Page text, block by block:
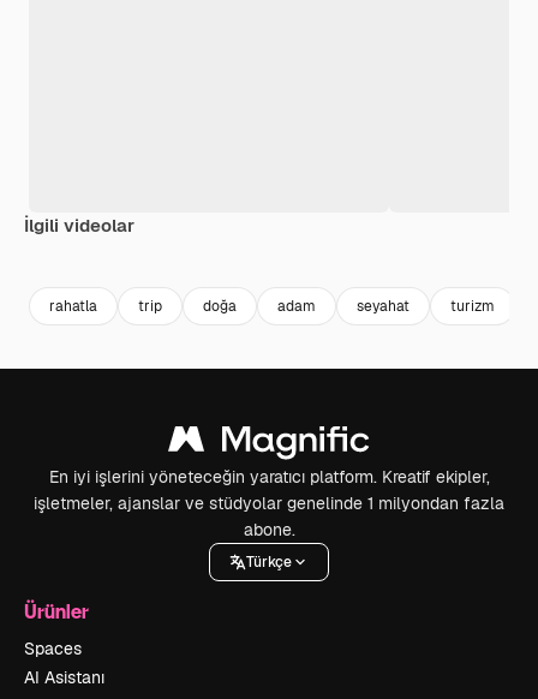
İlgili videolar
rahatla trip doğa adam seyahat turizm
En iyi işlerini yöneteceğin yaratıcı platform. Kreatif ekipler,
işletmeler, ajanslar ve stüdyolar genelinde 1 milyondan fazla
abone.
Türkçe
Ürünler
Spaces
AI Asistanı